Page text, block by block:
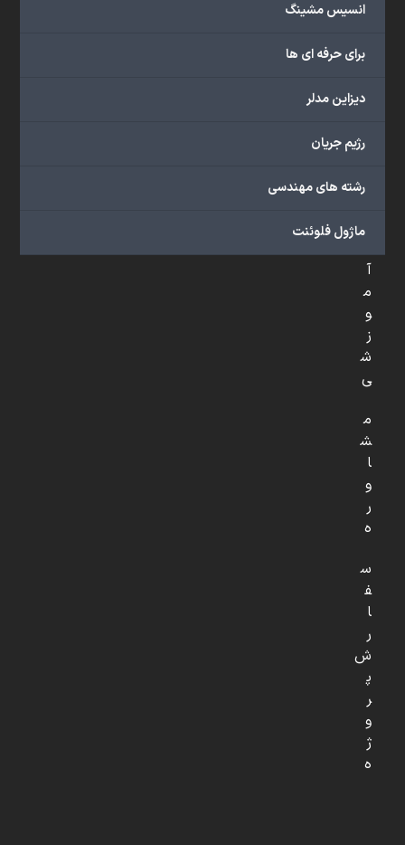
انسیس مشینگ
برای حرفه ای ها
دیزاین مدلر
رژیم جریان
رشته های مهندسی
ماژول فلوئنت
س
ی
ع
ح
و
آ
م
و
ز
ش
ی
م
ش
ا
و
ر
ه
س
ف
ا
ر
ش
پ
ر
و
ژ
ه